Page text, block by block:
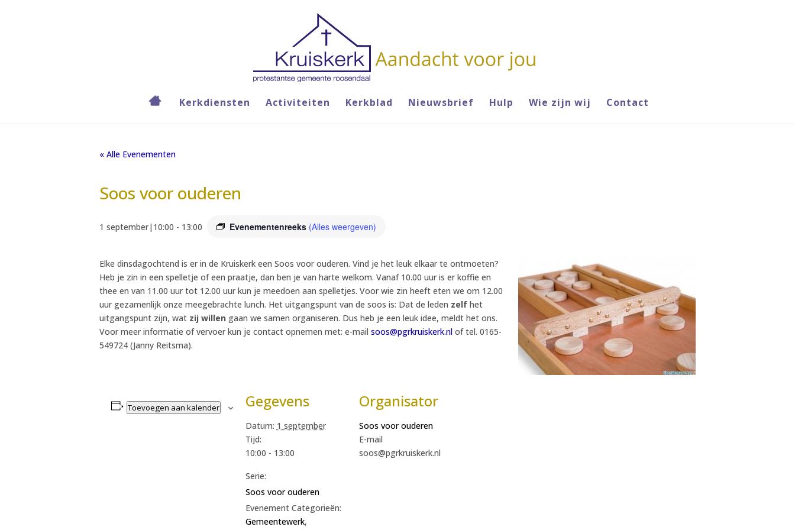
Kerkdiensten Activiteiten Kerkblad Nieuwsbrief Hulp Wie zijn wij Contact
« Alle Evenementen
Soos voor ouderen
1 september|10:00 - 13:00 Evenementenreeks (Alles weergeven)
Elke dinsdagochtend is er in de Kruiskerk een Soos voor ouderen. Vind je het leuk elkaar te ontmoeten?
Heb je zin in een spelletje of een praatje, dan ben je van harte welkom. Vanaf 10.00 uur is er koffie en
thee en van 11.00 uur tot 12.00 uur kun je meedoen aan spelletjes. Voor wie zin heeft eten we om 12.00
uur gezamenlijk onze meegebrachte lunch. Het uitgangspunt van de soos is: Dat de leden zelf het
uitgangspunt zijn, wat zij willen gaan we samen organiseren. Dus heb je een leuk idee, meldt het ons.
Voor meer informatie of vervoer kun je contact opnemen met: e-mail soos@pgrkruiskerk.nl of tel. 0165-
549724 (Janny Reitsma).
Toevoegen aan kalender Gegevens
Datum: 1 september
Tijd:
10:00 - 13:00
Serie:
Soos voor ouderen
Evenement Categorieën:
Gemeentewerk,
Organisator
Soos voor ouderen
E-mail
soos@pgrkruiskerk.nl